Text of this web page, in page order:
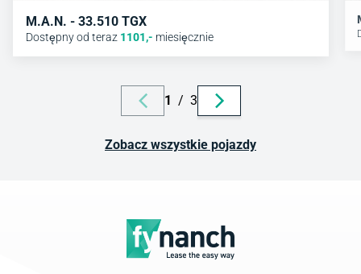
M.A.N. - 33.510 TGX
Dostępny od teraz 1101,- miesięcznie
1 / 3
Zobacz wszystkie pojazdy